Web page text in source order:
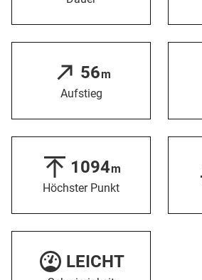
56m
Aufstieg
1094m
Höchster Punkt
LEICHT